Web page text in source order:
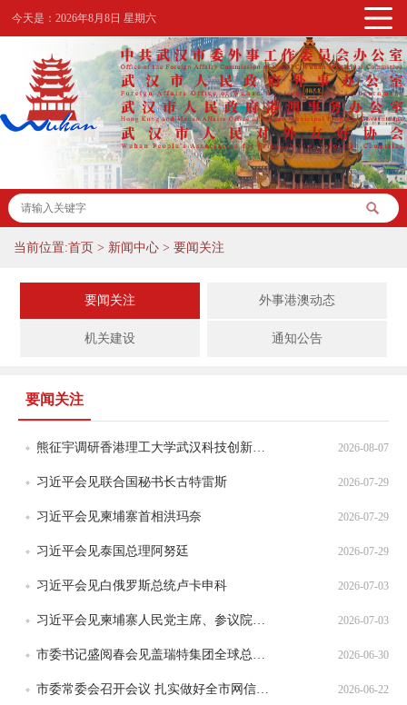
今天是：2026年8月8日 星期六
当前位置:首页 > 新闻中心 > 要闻关注
要闻关注 外事港澳动态
机关建设 通知公告
要闻关注
2026-08-07
习近平会见联合国秘书长古特雷斯 2026-07-29
习近平会见柬埔寨首相洪玛奈 2026-07-29
习近平会见泰国总理阿努廷 2026-07-29
习近平会见白俄罗斯总统卢卡申科 2026-07-03
2026-07-03
2026-06-30
2026-06-22